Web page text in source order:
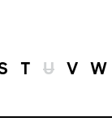
T U V W